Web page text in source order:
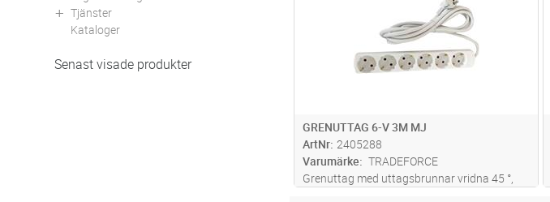
Tjänster
Kataloger
Senast visade produkter
GRENUTTAG 6-V 3M MJ
ArtNr 2405288
Varumärke
TRADEFORCE
Grenuttag med uttagsbrunnar vridna 45 °,